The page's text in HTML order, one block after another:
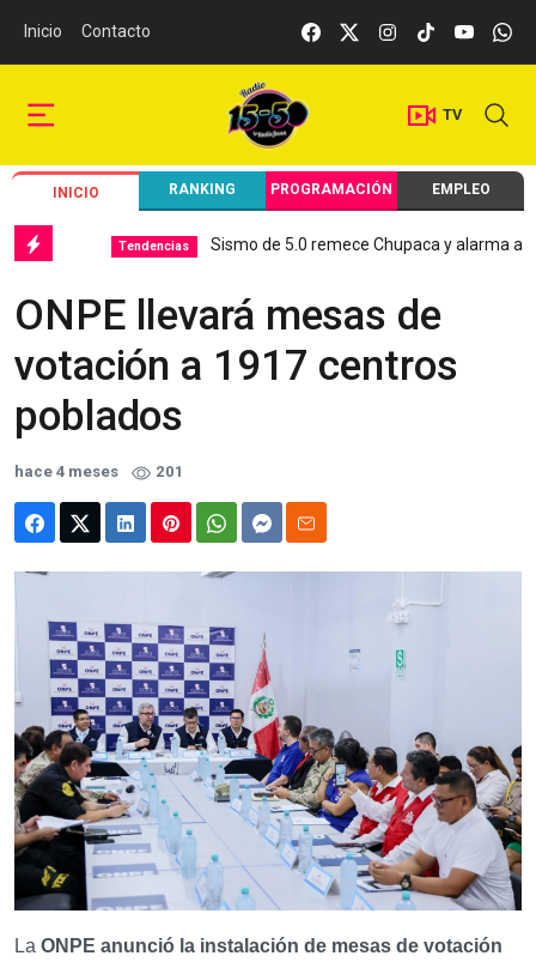
Inicio Contacto
TV
INICIO RANKING PROGRAMACIÓN EMPLEO
Tendencias Sismo de 5.0 remece Chupaca y alarma a Junín
ONPE llevará mesas de
votación a 1917 centros
poblados
hace 4 meses 201
La ONPE anunció la instalación de mesas de votación